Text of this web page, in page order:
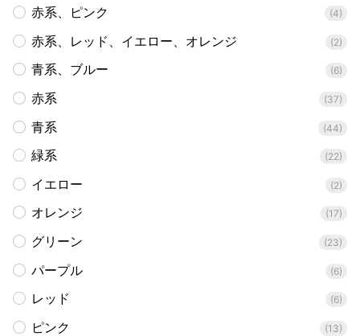
赤系、ピンク (4)
赤系、レッド、イエロー、オレンジ (2)
青系、ブルー (6)
赤系 (37)
青系 (44)
緑系 (22)
イエロー (2)
オレンジ (17)
グリーン (23)
パープル (6)
レッド (6)
ピンク (13)